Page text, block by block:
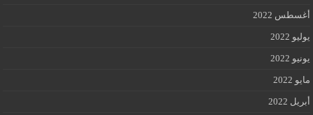
أغسطس 2022
يوليو 2022
يونيو 2022
مايو 2022
أبريل 2022